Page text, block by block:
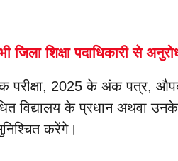
जिला शिक्षा पदाधिकारी से
परीक्षा, 2025 के अंक पत्र,
के प्रधान अथवा उनके
करेंगे।